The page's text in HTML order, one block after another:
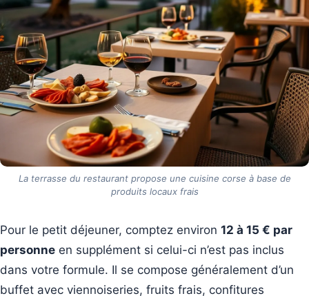
La terrasse du restaurant propose une cuisine corse à base de
produits locaux frais
Pour le petit déjeuner, comptez environ 12 à 15 € par
personne en supplément si celui-ci n’est pas inclus
dans votre formule. Il se compose généralement d’un
buffet avec viennoiseries, fruits frais, confitures